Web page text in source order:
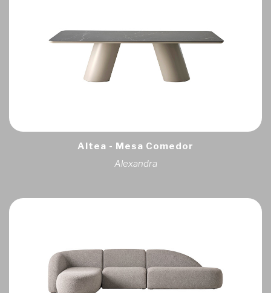
Altea - Mesa Comedor
Alexandra